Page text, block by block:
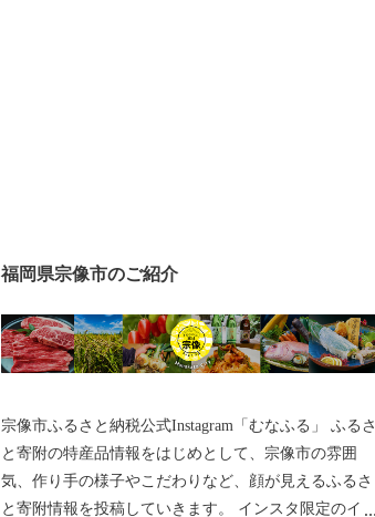
福岡県宗像市のご紹介
宗像市ふるさと納税公式Instagram「むなふる」 ふるさ
と寄附の特産品情報をはじめとして、宗像市の雰囲
気、作り手の様子やこだわりなど、顔が見えるふるさ
と寄附情報を投稿していきます。 インスタ限定のイベ